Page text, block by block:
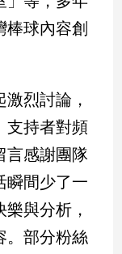
棒球內容創
烈討論，
支持者對頻
言感謝團隊
瞬間少了一
與分析，
。部分粉絲